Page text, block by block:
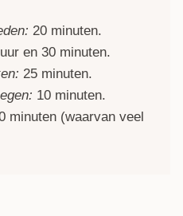
20 minuten.
en 30 minuten.
25 minuten.
10 minuten.
minuten (waarvan veel